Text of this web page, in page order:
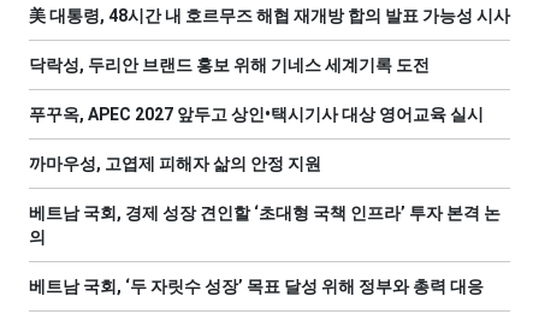
美 대통령, 48시간 내 호르무즈 해협 재개방 합의 발표 가능성 시사
닥락성, 두리안 브랜드 홍보 위해 기네스 세계기록 도전
푸꾸옥, APEC 2027 앞두고 상인•택시기사 대상 영어교육 실시
까마우성, 고엽제 피해자 삶의 안정 지원
베트남 국회, 경제 성장 견인할 ‘초대형 국책 인프라’ 투자 본격 논
의
베트남 국회, ‘두 자릿수 성장’ 목표 달성 위해 정부와 총력 대응